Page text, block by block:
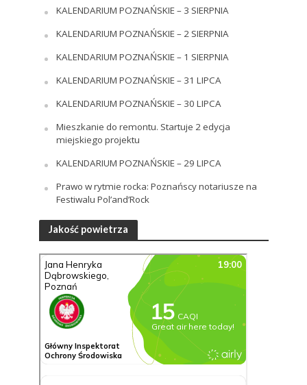
KALENDARIUM POZNAŃSKIE – 3 SIERPNIA
KALENDARIUM POZNAŃSKIE – 2 SIERPNIA
KALENDARIUM POZNAŃSKIE – 1 SIERPNIA
KALENDARIUM POZNAŃSKIE – 31 LIPCA
KALENDARIUM POZNAŃSKIE – 30 LIPCA
Mieszkanie do remontu. Startuje 2 edycja
miejskiego projektu
KALENDARIUM POZNAŃSKIE – 29 LIPCA
Prawo w rytmie rocka: Poznańscy notariusze na
Festiwalu Pol’and’Rock
Jakość powietrza